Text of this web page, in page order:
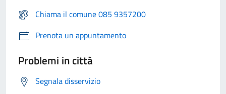
Chiama il comune 085 9357200
Prenota un appuntamento
Problemi in città
Segnala disservizio